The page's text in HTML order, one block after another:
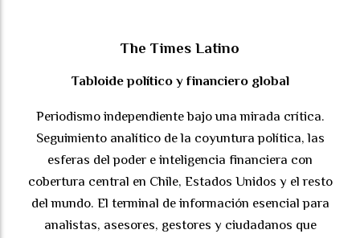
The Times Latino
Tabloide político y financiero global
Periodismo independiente bajo una mirada crítica.
Seguimiento analítico de la coyuntura política, las
esferas del poder e inteligencia financiera con
cobertura central en Chile, Estados Unidos y el resto
del mundo. El terminal de información esencial para
analistas, asesores, gestores y ciudadanos que